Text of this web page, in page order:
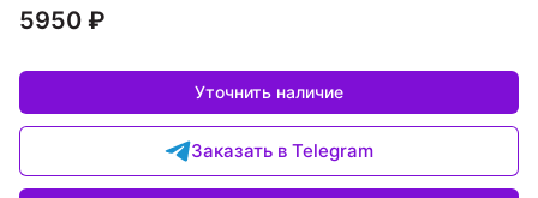
5950 ₽
Уточнить наличие
Заказать в Telegram